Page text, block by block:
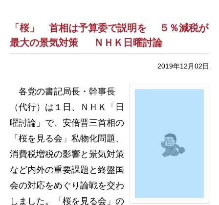
「桜」 首相は予算委で説明を ５％減税が
最大の景気対策 ＮＨＫ日曜討論
2019年12月02日
各党の書記局長・幹事長
（代行）は１日、ＮＨＫ「日
曜討論」で、安倍晋三首相の
「桜を見る会」私物化問題、
消費税増税の影響と景気対策
など内外の重要課題と終盤国
会の対応をめぐり論戦を交わ
しました。「桜を見る会」の